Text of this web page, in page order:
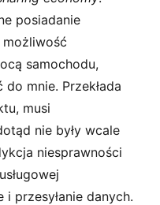
posiadanie
możliwość
samochodu,
mnie. Przekłada
musi
nie były wcale
niesprawności
przesyłanie danych.